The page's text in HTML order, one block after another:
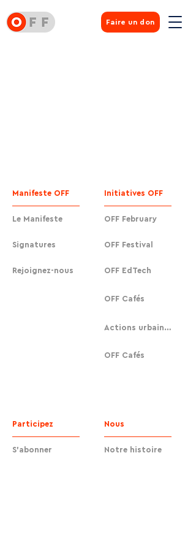
Faire un don
Manifeste OFF
Le Manifeste
Signatures
Rejoignez-nous
Initiatives OFF
OFF February
OFF Festival
OFF EdTech
OFF Cafés
Actions urbaines
OFF Cafés
Participez
S'abonner
Nous
Notre histoire